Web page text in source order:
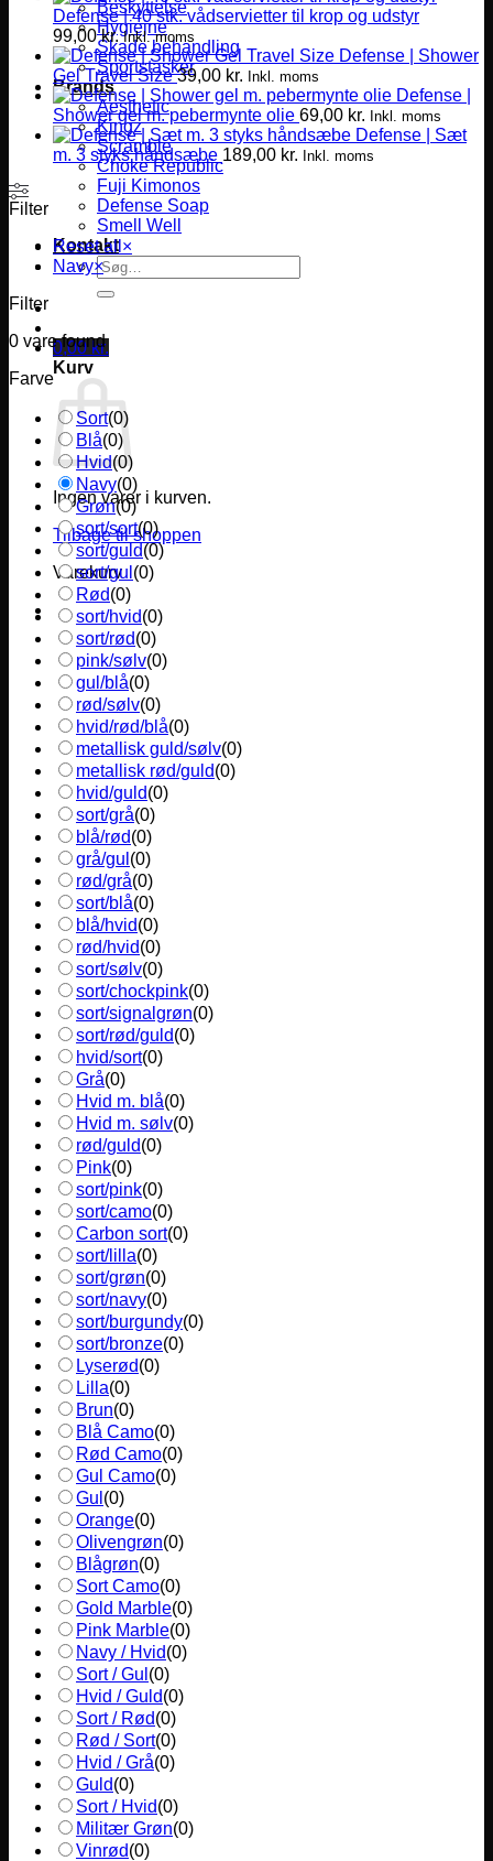
Beskyttelse
Hygiejne
Skade behandling
Sportstasker
Brands
Aesthetic
Kingz
Scramble
Choke Republic
Fuji Kimonos
Defense Soap
Smell Well
Kontakt
Søg
efter:
0,00 kr.
Kurv
Ingen varer i kurven.
Tilbage til shoppen
Varekurv
Defense | 40 stk. vådservietter til krop og udstyr
99,00kr. Inkl. moms
Defense | Shower
Gel Travel Size 39,00 kr. Inkl. moms
Defense |
Shower gel m. pebermynte olie 69,00 kr. Inkl. moms
Defense | Sæt
m. 3 styks håndsæbe 189,00 kr. Inkl. moms
Filter
Reset all ×
Navy×
Filter
0 vare found
Farve
Sort(0)
Blå(0)
Hvid(0)
Navy(0)
Grøn(0)
sort/sort(0)
sort/guld(0)
sort/gul (0)
Rød(0)
sort/hvid(0)
sort/rød(0)
pink/sølv(0)
gul/blå(0)
rød/sølv(0)
hvid/rød/blå(0)
metallisk guld/sølv(0)
metallisk rød/guld(0)
hvid/guld(0)
sort/grå(0)
blå/rød(0)
grå/gul (0)
rød/grå(0)
sort/blå(0)
blå/hvid(0)
rød/hvid(0)
sort/sølv(0)
sort/chockpink(0)
sort/signalgrøn(0)
sort/rød/guld(0)
hvid/sort(0)
Grå(0)
Hvid m. blå(0)
Hvid m. sølv(0)
rød/guld(0)
Pink(0)
sort/pink(0)
sort/camo(0)
Carbon sort(0)
sort/lilla(0)
sort/grøn(0)
sort/navy(0)
sort/burgundy(0)
sort/bronze(0)
Lyserød(0)
Lilla(0)
Brun(0)
Blå Camo(0)
Rød Camo(0)
Gul Camo(0)
Gul (0)
Orange(0)
Olivengrøn(0)
Blågrøn(0)
Sort Camo(0)
Gold Marble(0)
Pink Marble(0)
Navy / Hvid(0)
Sort / Gul (0)
Hvid / Guld(0)
Sort / Rød(0)
Rød / Sort(0)
Hvid / Grå(0)
Guld(0)
Sort / Hvid(0)
Militær Grøn(0)
Vinrød(0)